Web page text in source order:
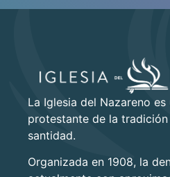
La Iglesia del Nazareno
protestante de la
santidad.
Organizada en 1908, la